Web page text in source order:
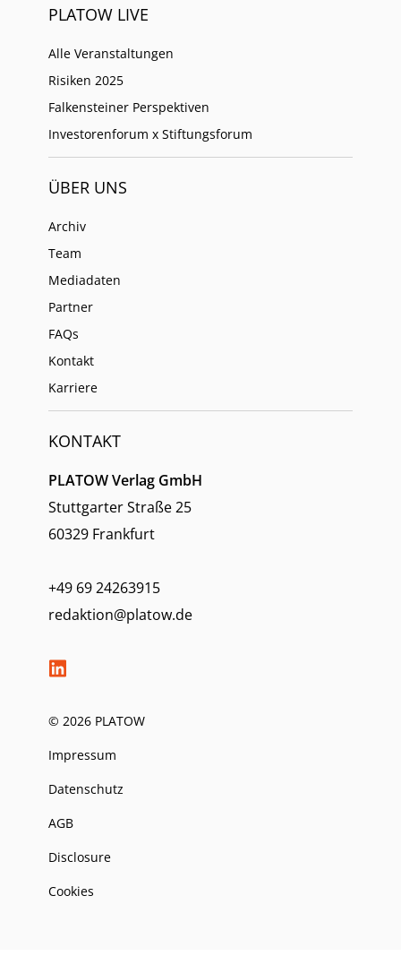
PLATOW LIVE
Alle Veranstaltungen
Risiken 2025
Falkensteiner Perspektiven
Investorenforum x Stiftungsforum
ÜBER UNS
Archiv
Team
Mediadaten
Partner
FAQs
Kontakt
Karriere
KONTAKT
PLATOW Verlag GmbH
Stuttgarter Straße 25
60329 Frankfurt
+49 69 24263915
redaktion@platow.de
© 2026 PLATOW
Impressum
Datenschutz
AGB
Disclosure
Cookies